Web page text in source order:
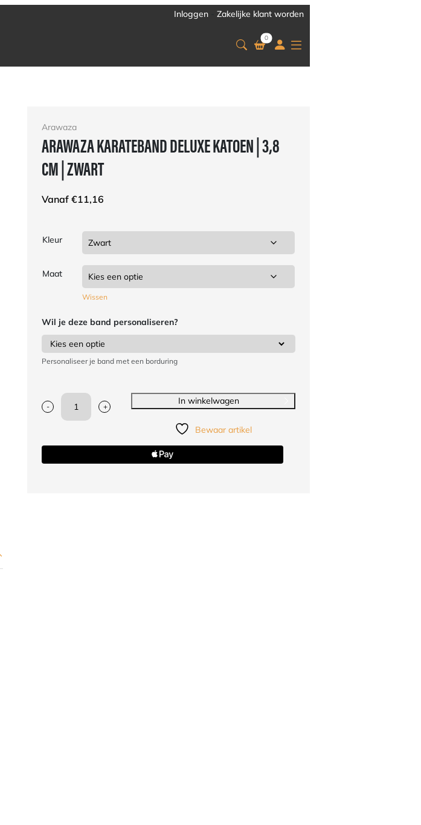
Inloggen Zakelijke klant worden
0
Arawaza
ARAWAZA KARATEBAND DELUXE KATOEN | 3,8
CM | ZWART
Vanaf €11,16
Kleur
Maat
Wissen
Wil je deze band personaliseren?
Personaliseer je band met een borduring
-
Arawaza
katoen
|
+
In winkelwagen
Bewaar artikel